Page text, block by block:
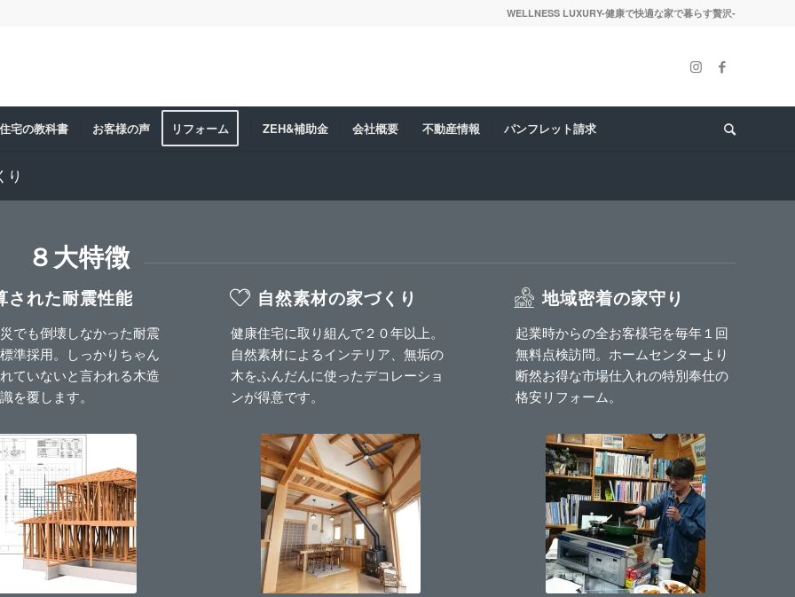
WELLNESS LUXURY-健康で快適な家で暮らす贅沢-
宅の教科書 お客様の声 リフォーム ZEH&補助金 会社概要 不動産情報 パンフレット請求
り
８大特徴
された耐震性能
でも倒壊しなかった耐震
準採用。しっかりちゃん
ていないと言われる木造
を覆します。
自然素材の家づくり
健康住宅に取り組んで２０年以上。
自然素材によるインテリア、無垢の
木をふんだんに使ったデコレーショ
ンが得意です。
地域密着の家守り
起業時からの全お客様宅を毎年１回
無料点検訪問。ホームセンターより
断然お得な市場仕入れの特別奉仕の
格安リフォーム。